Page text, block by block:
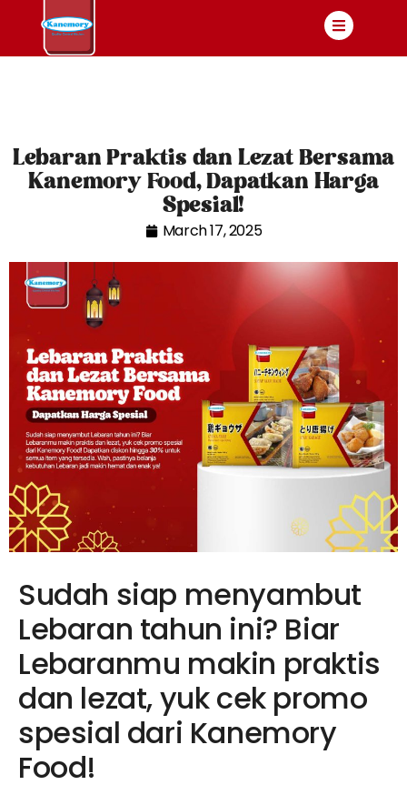
Lebaran Praktis dan Lezat Bersama
Kanemory Food, Dapatkan Harga
Spesial!
March 17, 2025
Sudah siap menyambut
Lebaran tahun ini? Biar
Lebaranmu makin praktis
dan lezat, yuk cek promo
spesial dari Kanemory
Food!